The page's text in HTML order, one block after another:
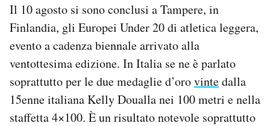
Area Personale
Newsletter
Notifiche mobile
Regala il Post
Hai bisogno di aiuto?
Esci
Il 10 agosto si sono conclusi a Tampere, in
Finlandia, gli Europei Under 20 di atletica leggera,
evento a cadenza biennale arrivato alla
ventottesima edizione. In Italia se ne è parlato
soprattutto per le due medaglie d’orovintedalla
15enne italiana Kelly Doualla nei 100 metri e nella
staffetta 4×100. È un risultato notevole soprattutto